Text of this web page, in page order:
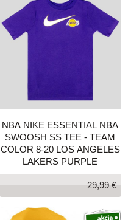
NBA NIKE ESSENTIAL NBA
SWOOSH SS TEE - TEAM
COLOR 8-20 LOS ANGELES
LAKERS PURPLE
29,99 €